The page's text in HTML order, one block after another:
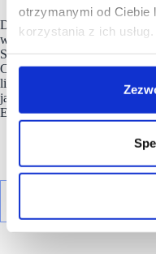
otrzymanymi od Ciebie
korzystania z ich usług.
Działalność Multikina
była
w prestiżowych konkursach
Sieć jest laureatem nagród
Created in Poland. Od wielu
lidera w obszarze Event
jak i europejskim, co
ECA Awards.